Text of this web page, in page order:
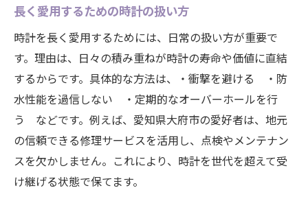
時計の長寿命を叶える日常メンテナンスポイン
ト
時計の寿命を延ばす日々のケア方法
愛好家が実践する時計の点検習慣
長く大切に使うためのメンテナンスポイン
ト
時計を劣化から守るための工夫
大府市で学ぶ時計のメンテナンス知識
時計の健康を保つ日常チェックリスト
長く愛用するための時計の扱い方
時計を長く愛用するためには、日常の扱い方が重要で
す。理由は、日々の積み重ねが時計の寿命や価値に直結
するからです。具体的な方法は、・衝撃を避ける ・防
水性能を過信しない ・定期的なオーバーホールを行
う などです。例えば、愛知県大府市の愛好者は、地元
の信頼できる修理サービスを活用し、点検やメンテナン
スを欠かしません。これにより、時計を世代を超えて受
け継げる状態で保てます。